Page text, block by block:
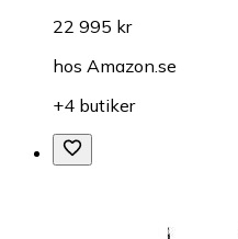
22 995 kr
hos Amazon.se
+4 butiker